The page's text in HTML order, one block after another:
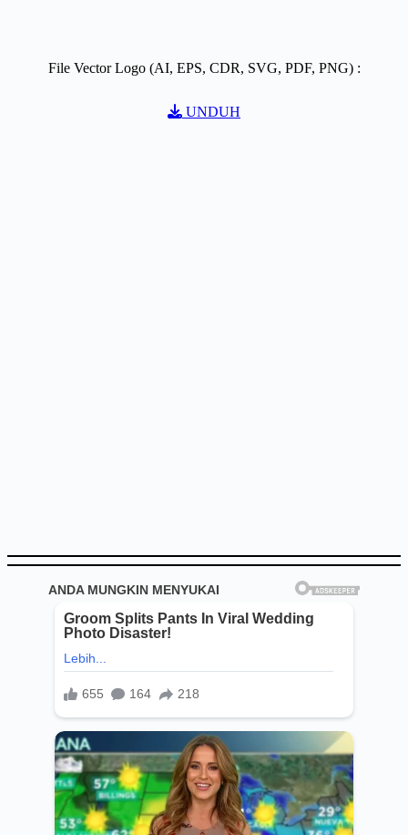
File Vector Logo (AI, EPS, CDR, SVG, PDF, PNG) :
UNDUH